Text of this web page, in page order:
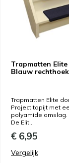
Trapmatten
Blauw
Trapmatten Elite
Project tapijt met
polyamide omslag.
De Elit...
€ 6,95
Vergelijk